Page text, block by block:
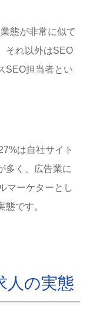
態が非常に似て
それ以外はSEO
SEO担当者とい
は自社サイト
多く、広告業に
マーケターとし
です。
人の実態